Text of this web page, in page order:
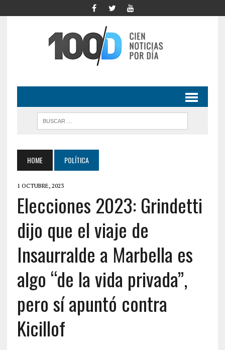
HOME POLÍTICA
1 OCTUBRE, 2023
Elecciones 2023: Grindetti
dijo que el viaje de
Insaurralde a Marbella es
algo “de la vida privada”,
pero sí apuntó contra
Kicillof